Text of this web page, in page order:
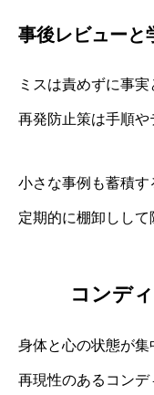
事後レビューと
ミスは責めずに事
再発防止策は手順や
小さな事例も蓄積す
定期的に棚卸しして
コンデ
身体と心の状態が集
再現性のあるコンデ